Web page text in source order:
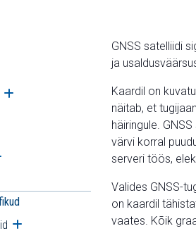
Ava alammenüü
alammenüü
Ava alammenüü
GNSS satelliidi
ja
Kaardil on
näitab, et
häiringule.
värvi korral
serveri töös,
Valides GNSS-
on kaardil
vaates. Kõik